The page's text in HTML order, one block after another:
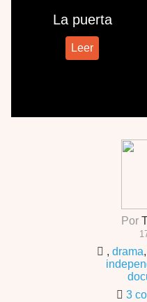
La puerta
Leer
Por
, drama,
3